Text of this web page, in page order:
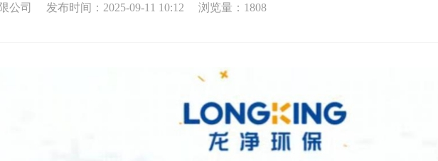
公司 发布时间：2025-09-11 10:12 浏览量：1808